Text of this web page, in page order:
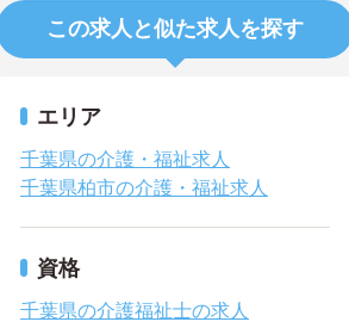
この求人と似た求人を探す
エリア
千葉県の介護・福祉求人
千葉県柏市の介護・福祉求人
資格
千葉県の介護福祉士の求人